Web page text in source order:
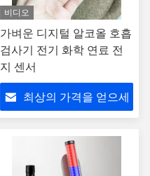
비디오
가벼운 디지털 알코올 호흡
검사기 전기 화학 연료 전
지 센서
최상의 가격을 얻으세